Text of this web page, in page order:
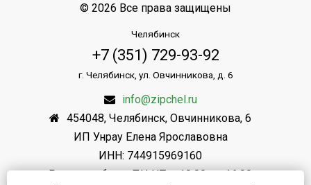
© 2026 Все права защищены
Челябинск
+7 (351) 729-93-92
г. Челябинск, ул. Овчинникова, д. 6
info@zipchel.ru
454048, Челябинск, Овчинникова, 6
ИП Унрау Елена Ярославовна
ИНН: 744915969160
Режим работы: ПН-ЧТ: с 10.00 до 16.00